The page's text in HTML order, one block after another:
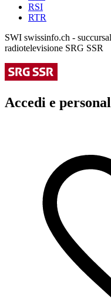
RSI
RTR
SWI swissinfo.ch -
radiotelevisione SRG SSR
Accedi e